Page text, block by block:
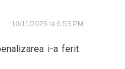
10/11/2025 la 6:53 PM
i-a ferit